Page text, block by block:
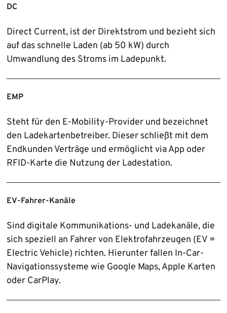
DC
Direct Current, ist der Direktstrom und bezieht sich
auf das schnelle Laden (ab 50 kW) durch
Umwandlung des Stroms im Ladepunkt.
EMP
Steht für den E‑Mobility-Provider und bezeichnet
den Lade­karten­betreiber. Dieser schließt mit dem
Endkunden Verträge und ermöglicht via App oder
RFID-Karte die Nutzung der Ladestation.
EV‑Fahrer-Kanäle
Sind digitale Kommunikations- und Ladekanäle, die
sich speziell an Fahrer von Elektro­fahrzeugen (EV =
Electric Vehicle) richten. Hierunter fallen In‑Car-
Navigations­systeme wie Google Maps, Apple Karten
oder CarPlay.